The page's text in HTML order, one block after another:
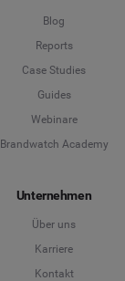
Blog
Reports
Case Studies
Guides
Webinare
Brandwatch Academy
Unternehmen
Über uns
Karriere
Kontakt